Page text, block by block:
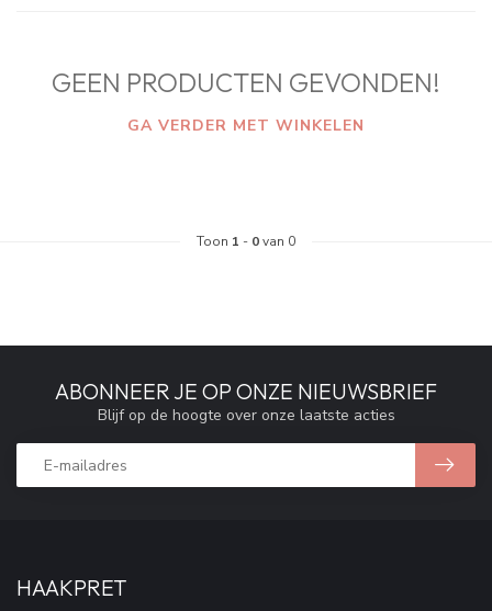
GEEN PRODUCTEN GEVONDEN!
GA VERDER MET WINKELEN
Toon 1 - 0van 0
ABONNEER JE OP ONZE NIEUWSBRIEF
Blijf op de hoogte over onze laatste acties
HAAKPRET